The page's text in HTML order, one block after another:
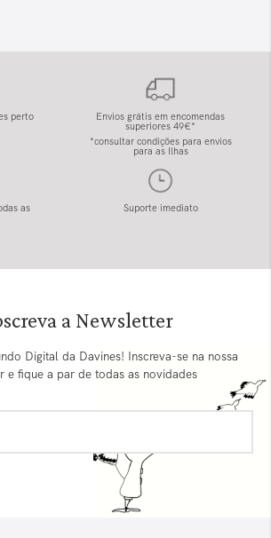
perto Envios grátis em encomendas
superiores 49€*
*consultar condições para envios
para as Ilhas
as Suporte imediato
a Newsletter
Digital da Davines! Inscreva-se na nossa
e fique a par de todas as novidades